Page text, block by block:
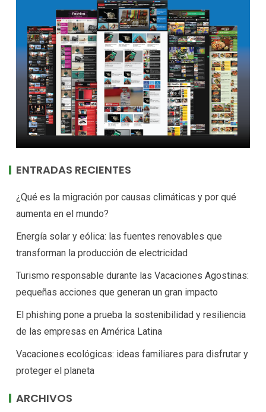
ENTRADAS RECIENTES
¿Qué es la migración por causas climáticas y por qué
aumenta en el mundo?
Energía solar y eólica: las fuentes renovables que
transforman la producción de electricidad
Turismo responsable durante las Vacaciones Agostinas:
pequeñas acciones que generan un gran impacto
El phishing pone a prueba la sostenibilidad y resiliencia
de las empresas en América Latina
Vacaciones ecológicas: ideas familiares para disfrutar y
proteger el planeta
ARCHIVOS